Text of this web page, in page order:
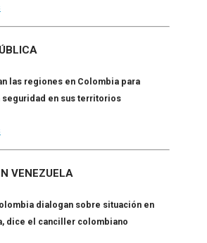
las regiones en Colombia para
seguridad en sus territorios
VENEZUELA
dialogan sobre situación en
dice el canciller colombiano